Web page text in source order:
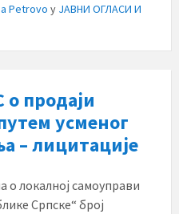
Petrovo у ЈАВНИ ОГЛАСИ И
о продаји
усменог
– лицитације
о локалној самоуправи
Српске“ број